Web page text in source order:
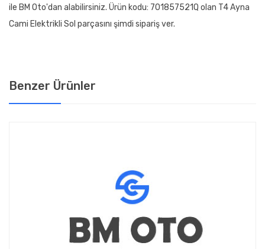
ile BM Oto'dan alabilirsiniz. Ürün kodu: 701857521Q olan T4 Ayna
Cami Elektrikli Sol parçasını şimdi sipariş ver.
Benzer Ürünler